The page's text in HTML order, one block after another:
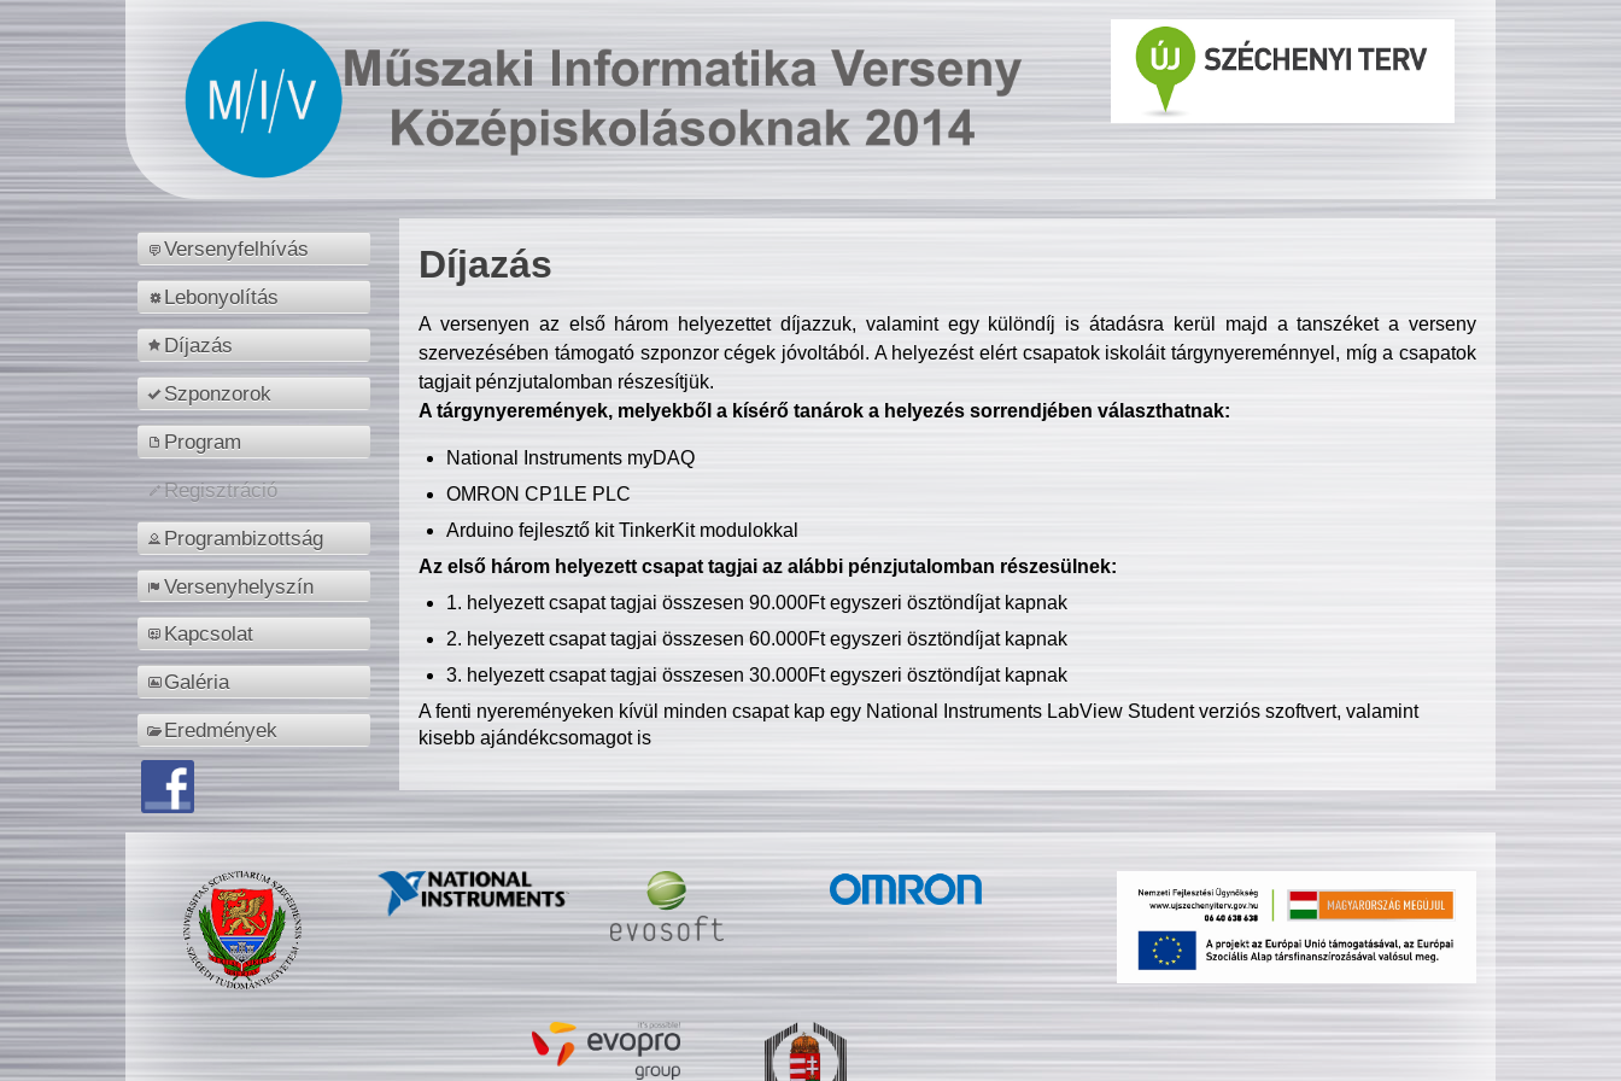
Versenyfelhívás
Lebonyolítás
Díjazás
Szponzorok
Program
Regisztráció
Programbizottság
Versenyhelyszín
Kapcsolat
Galéria
Eredmények
Díjazás
A versenyen az első három helyezettet díjazzuk, valamint egy különdíj is átadásra kerül majd a tanszéket a verseny
szervezésében támogató szponzor cégek jóvoltából. A helyezést elért csapatok iskoláit tárgynyereménnyel, míg a csapatok
tagjait pénzjutalomban részesítjük.
A tárgynyeremények, melyekből a kísérő tanárok a helyezés sorrendjében választhatnak:
National Instruments myDAQ
OMRON CP1LE PLC
Arduino fejlesztő kit TinkerKit modulokkal
Az első három helyezett csapat tagjai az alábbi pénzjutalomban részesülnek:
1. helyezett csapat tagjai összesen 90.000Ft egyszeri ösztöndíjat kapnak
2. helyezett csapat tagjai összesen 60.000Ft egyszeri ösztöndíjat kapnak
3. helyezett csapat tagjai összesen 30.000Ft egyszeri ösztöndíjat kapnak
A fenti nyereményeken kívül minden csapat kap egy National Instruments LabView Student verziós szoftvert, valamint
kisebb ajándékcsomagot is